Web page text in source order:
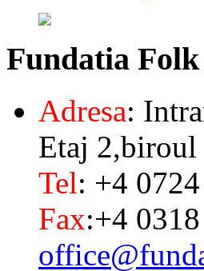
Fundatia
Adresa:
Etaj 2,biroul
Tel: +4
Fax:+4